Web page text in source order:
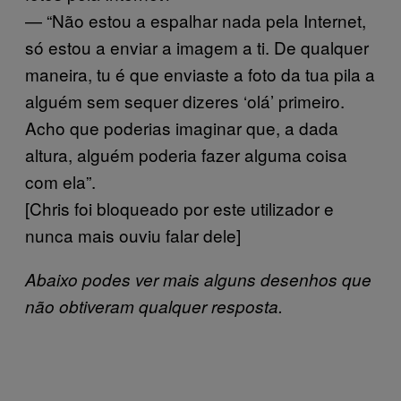
— “Não estou a espalhar nada pela Internet,
só estou a enviar a imagem a ti. De qualquer
maneira, tu é que enviaste a foto da tua pila a
alguém sem sequer dizeres ‘olá’ primeiro.
Acho que poderias imaginar que, a dada
altura, alguém poderia fazer alguma coisa
com ela”.
[Chris foi bloqueado por este utilizador e
nunca mais ouviu falar dele]
Abaixo podes ver mais alguns desenhos que
não obtiveram qualquer resposta.